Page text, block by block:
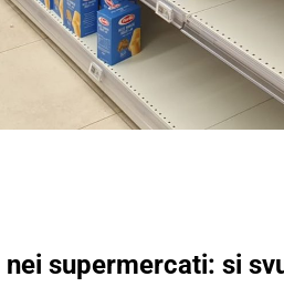
supermercati: si